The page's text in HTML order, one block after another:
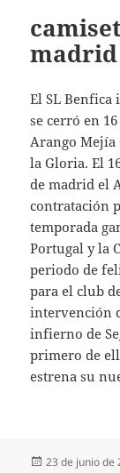
El SL Benfica
se cerró en
Arango Mejía
la Gloria. El
de madrid el
contratación
temporada
Portugal y la
periodo de
para el club
intervención
infierno de
primero de
estrena su
Publicado
23 de junio de